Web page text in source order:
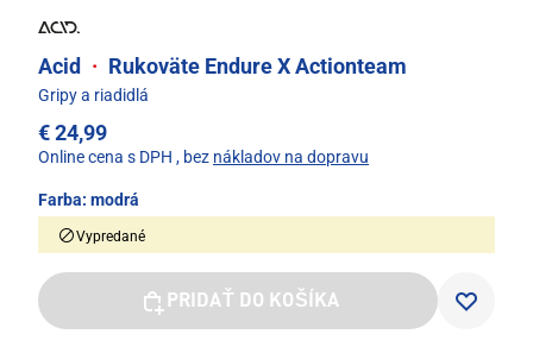
Acid · Rukoväte Endure X Actionteam
Gripy a riadidlá
€ 24,99
Online cena s DPH , bez nákladov na dopravu
Farba: modrá
Vypredané
PRIDAŤ DO KOŠÍKA